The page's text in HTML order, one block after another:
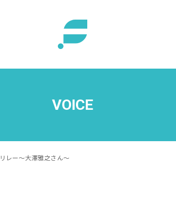
VOICE
レー～大澤雅之さん～